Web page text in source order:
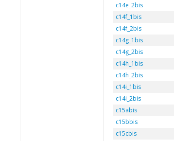
c14e_2bis
c14f_1bis
c14f_2bis
c14g_1bis
c14g_2bis
c14h_1bis
c14h_2bis
c14i_1bis
c14i_2bis
c15abis
c15bbis
c15cbis